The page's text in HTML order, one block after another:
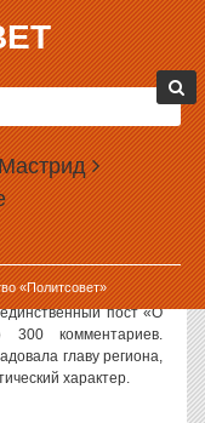
«Политсовет»
СТАЛ
области
тринадцатой по
тем «Живого
пост «О
300 комментариев.
главу региона,
характер.